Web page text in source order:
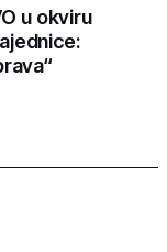
u okviru